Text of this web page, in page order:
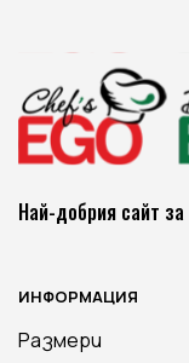
Най-добрия сайт за
ИНФОРМАЦИЯ
Размери